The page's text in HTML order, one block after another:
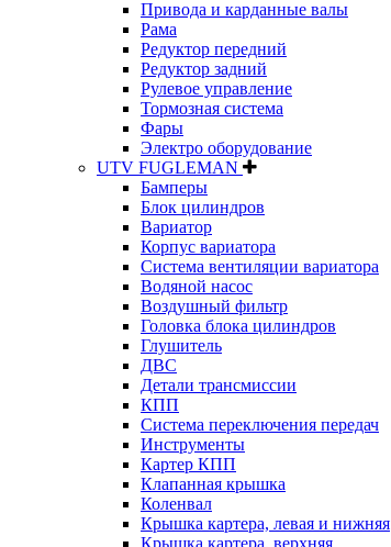
Привода и карданные валы
Рама
Редуктор передний
Редуктор задний
Рулевое управление
Тормозная система
Фары
Электро оборудование
UTV FUGLEMAN
Бамперы
Блок цилиндров
Вариатор
Корпус вариатора
Система вентиляции вариатора
Водяной насос
Воздушный фильтр
Головка блока цилиндров
Глушитель
ДВС
Детали трансмиссии
КПП
Система переключения передач
Инструменты
Картер КПП
Клапанная крышка
Коленвал
Крышка картера, левая и нижняя
Крышка картера, верхняя